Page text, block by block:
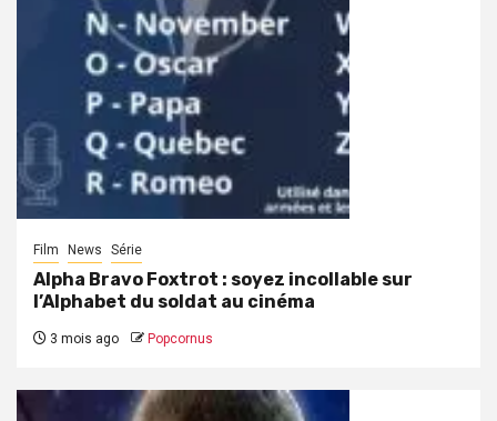
Film News Série
Alpha Bravo Foxtrot : soyez incollable sur
l’Alphabet du soldat au cinéma
3 mois ago Popcornus